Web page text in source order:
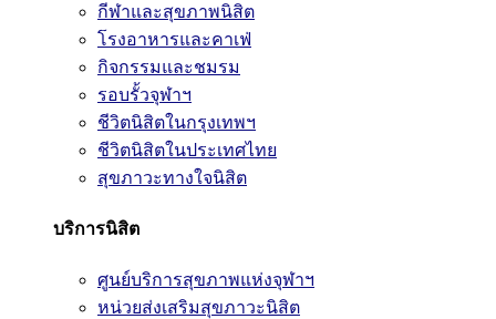
กีฬาและสุขภาพนิสิต
โรงอาหารและคาเฟ่
กิจกรรมและชมรม
รอบรั้วจุฬาฯ
ชีวิตนิสิตในกรุงเทพฯ
ชีวิตนิสิตในประเทศไทย
สุขภาวะทางใจนิสิต
บริการนิสิต
ศูนย์บริการสุขภาพแห่งจุฬาฯ
หน่วยส่งเสริมสุขภาวะนิสิต